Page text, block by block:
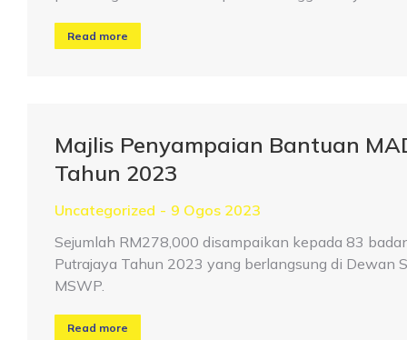
Read more
Majlis Penyampaian Bantuan
Tahun 2023
Uncategorized
9 Ogos 2023
Sejumlah RM278,000 disampaikan kepada 83
Putrajaya Tahun 2023 yang berlangsung di Dewan
MSWP.
Read more